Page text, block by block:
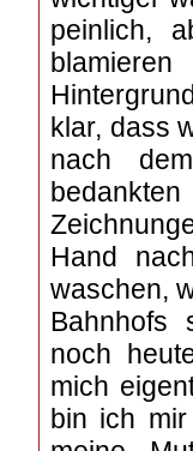
peinlich,
klar, dass
nach
Hand
waschen,
Bahnhofs
noch
mich
bin ich